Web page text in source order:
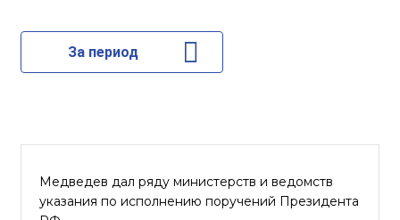
За период
Медведев дал ряду министерств и ведомств
указания по исполнению поручений Президента